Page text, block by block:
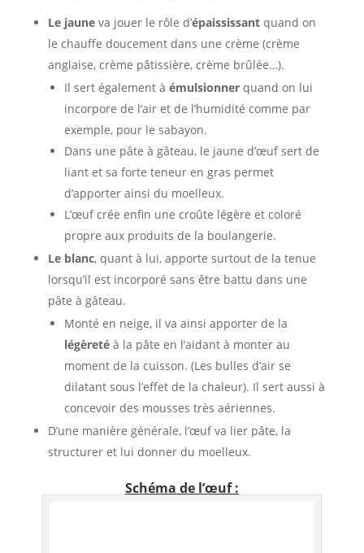
Le jauneva jouer le rôle d’épaississantquand on
le chauffe doucement dans une crème (crème
anglaise, crème pâtissière, crème brûlée…).
Il sert également à émulsionnerquand on lui
incorpore de l’air et de l’humidité comme par
exemple, pour le sabayon.
Dans une pâte à gâteau, le jaune d’œuf sert de
liant et sa forte teneur en gras permet
d’apporter ainsi du moelleux.
L’œuf crée enfin une croûte légère et coloré
propre aux produits de la boulangerie.
Le blanc, quant à lui, apporte surtout de la tenue
lorsqu’il est incorporé sans être battu dans une
pâte à gâteau.
Monté en neige, il va ainsi apporter de la
légèretéà la pâte en l’aidant à monter au
moment de la cuisson. (Les bulles d’air se
dilatant sous l’effet de la chaleur). Il sert aussi à
concevoir des mousses très aériennes.
D’une manière générale, l’œuf va lier pâte, la
structurer et lui donner du moelleux.
Schéma de l’œuf :